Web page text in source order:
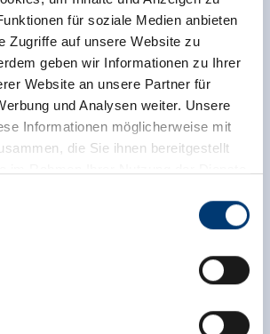
für soziale Medien anbieten
Zugriffe auf unsere Website zu
geben wir Informationen zu Ihrer
Website an unsere Partner für
und Analysen weiter. Unsere
Informationen möglicherweise mit
die Sie ihnen bereitgestellt
am Ziller